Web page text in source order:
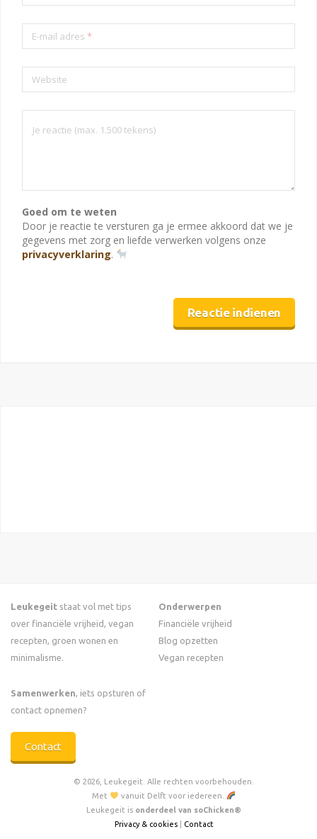
E-mail adres *
Website
Goed om te weten
Door je reactie te versturen ga je ermee akkoord dat we je
gegevens met zorg en liefde verwerken volgens onze
privacyverklaring.
Leukegeit staat vol met tips
over financiële vrijheid, vegan
recepten, groen wonen en
minimalisme.
Samenwerken , iets opsturen of
contact opnemen?
Contact
Onderwerpen
Financiële vrijheid
Blog opzetten
Vegan recepten
© 2026, Leukegeit. Alle rechten voorbehouden.
Met
vanuit Delft voor iedereen.
Leukegeit is onderdeel van soChicken®
Privacy & cookies| Contact